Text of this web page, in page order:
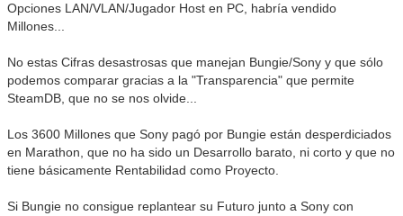
Opciones LAN/VLAN/Jugador Host en PC, habría vendido
Millones...
No estas Cifras desastrosas que manejan Bungie/Sony y que sólo
podemos comparar gracias a la "Transparencia" que permite
SteamDB, que no se nos olvide...
Los 3600 Millones que Sony pagó por Bungie están desperdiciados
en Marathon, que no ha sido un Desarrollo barato, ni corto y que no
tiene básicamente Rentabilidad como Proyecto.
Si Bungie no consigue replantear su Futuro junto a Sony con